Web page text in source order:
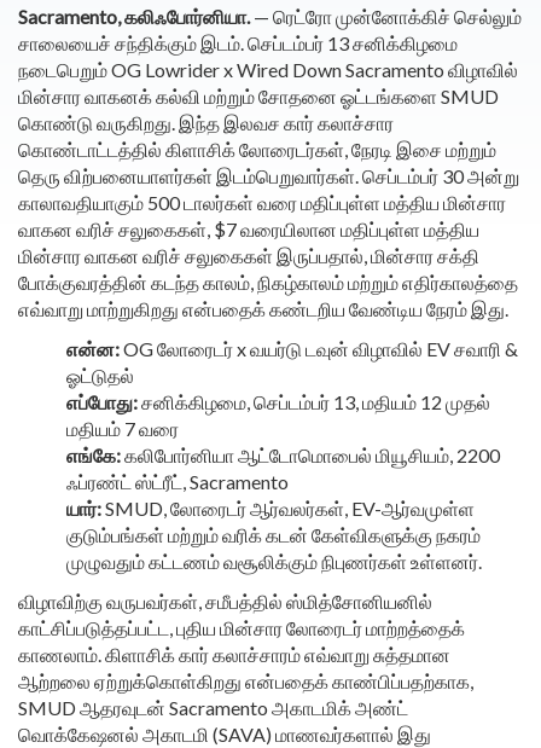
Sacramento, கலிஃபோர்னியா.— ரெட்ரோ முன்னோக்கிச் செல்லும்
சாலையைச் சந்திக்கும் இடம். செப்டம்பர் 13 சனிக்கிழமை
நடைபெறும் OG Lowrider x Wired Down Sacramento விழாவில்
மின்சார வாகனக் கல்வி மற்றும் சோதனை ஓட்டங்களை SMUD
கொண்டு வருகிறது. இந்த இலவச கார் கலாச்சார
கொண்டாட்டத்தில் கிளாசிக் லோரைடர்கள், நேரடி இசை மற்றும்
தெரு விற்பனையாளர்கள் இடம்பெறுவார்கள். செப்டம்பர் 30 அன்று
காலாவதியாகும் 500 டாலர்கள் வரை மதிப்புள்ள மத்திய மின்சார
வாகன வரிச் சலுகைகள், $7 வரையிலான மதிப்புள்ள மத்திய
மின்சார வாகன வரிச் சலுகைகள் இருப்பதால், மின்சார சக்தி
போக்குவரத்தின் கடந்த காலம், நிகழ்காலம் மற்றும் எதிர்காலத்தை
எவ்வாறு மாற்றுகிறது என்பதைக் கண்டறிய வேண்டிய நேரம் இது.
என்ன:OG லோரைடர் x வயர்டு டவுன் விழாவில் EV சவாரி &
ஓட்டுதல்
எப்போது:சனிக்கிழமை, செப்டம்பர் 13, மதியம் 12 முதல்
மதியம் 7 வரை
எங்கே:கலிபோர்னியா ஆட்டோமொபைல் மியூசியம், 2200
ஃப்ரண்ட் ஸ்ட்ரீட், Sacramento
யார்:SMUD, லோரைடர் ஆர்வலர்கள், EV-ஆர்வமுள்ள
குடும்பங்கள் மற்றும் வரிக் கடன் கேள்விகளுக்கு நகரம்
முழுவதும் கட்டணம் வசூலிக்கும் நிபுணர்கள் உள்ளனர்.
விழாவிற்கு வருபவர்கள், சமீபத்தில் ஸ்மித்சோனியனில்
காட்சிப்படுத்தப்பட்ட, புதிய மின்சார லோரைடர் மாற்றத்தைக்
காணலாம். கிளாசிக் கார் கலாச்சாரம் எவ்வாறு சுத்தமான
ஆற்றலை ஏற்றுக்கொள்கிறது என்பதைக் காண்பிப்பதற்காக,
SMUD ஆதரவுடன் Sacramento அகாடமிக் அண்ட்
வொக்கேஷனல் அகாடமி (SAVA) மாணவர்களால் இது